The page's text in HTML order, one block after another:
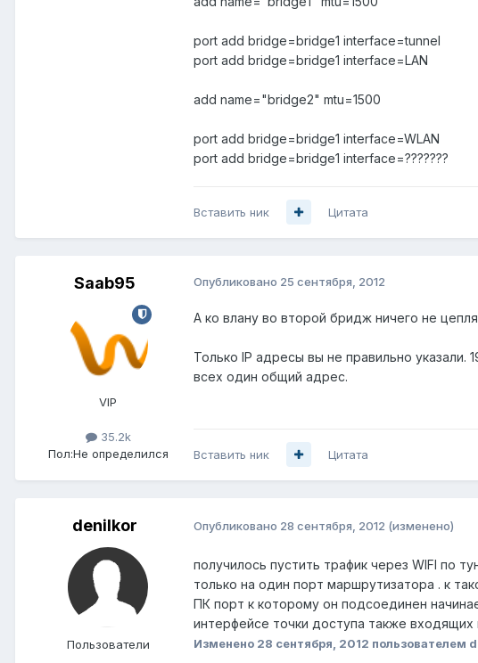
port add bridge=bridge1 interface=tunnel
port add bridge=bridge1 interface=LAN
add name="bridge2" mtu=1500
port add bridge=bridge1 interface=WLAN
port add bridge=bridge1 interface=???????
Вставить ник Цитата
Saab95
VIP
35.2k
Пол:Не определился
Опубликовано 25 сентября, 2012
А ко влану во второй бридж ничего не
Только IP адресы вы не правильно указали.
всех один общий адрес.
Вставить ник Цитата
denilkor
Пользователи
Опубликовано 28 сентября, 2012 (изменено)
получилось пустить трафик через WIFI по
только на один порт маршрутизатора . к
ПК порт к которому он подсоединен
интерфейсе точки доступа также входящих
Изменено 28 сентября, 2012 пользователем